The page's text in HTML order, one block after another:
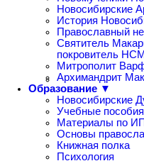
Новосибирские
История
Православный
Святитель
покровитель
Митрополит
Архимандрит
Образование ▼
Новосибирские
Учебные
Материалы по
Основы
Книжная полка
Психология